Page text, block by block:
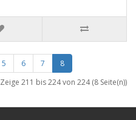
5 6 7
8
Zeige 211 bis 224 von 224 (8 Seite(n))